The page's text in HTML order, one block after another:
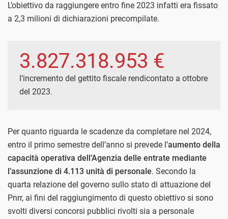
L’obiettivo da raggiungere entro fine 2023 infatti era fissato
a 2,3 milioni di dichiarazioni precompilate.
3.827.318.953 €
l’incremento del gettito fiscale rendicontato a ottobre
del 2023.
Per quanto riguarda le scadenze da completare nel 2024,
entro il primo semestre dell’anno si prevede l’aumento della
capacità operativa dell’Agenzia delle entrate mediante
l’assunzione di 4.113 unità di personale. Secondo la
quarta relazione del governo sullo stato di attuazione del
Pnrr, ai fini del raggiungimento di questo obiettivo si sono
svolti diversi concorsi pubblici rivolti sia a personale